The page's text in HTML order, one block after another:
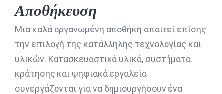
Αποθήκευση
Μια καλά οργανωμένη αποθήκη απαιτεί επίσης
την επιλογή της κατάλληλης τεχνολογίας και
υλικών. Κατασκευαστικά υλικά, συστήματα
κράτησης και ψηφιακά εργαλεία
συνεργάζονται για να δημιουργήσουν ένα